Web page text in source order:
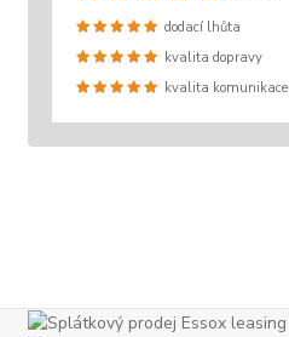
dodací lhůta
kvalita dopravy
kvalita komunikace